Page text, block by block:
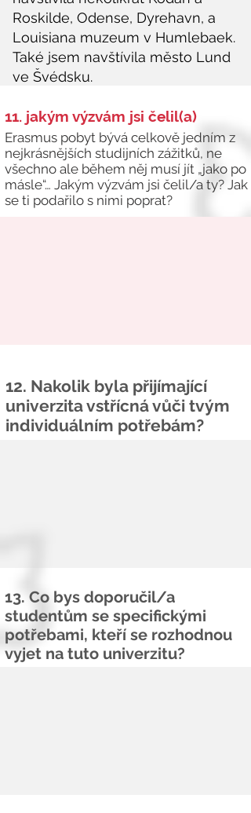
11. jakým výzvám jsi čelil(a)
Erasmus pobyt bývá celkově jedním z
nejkrásnějších studijních zážitků, ne
všechno ale během něj musí jít „jako po
másle“… Jakým výzvám jsi čelil/a ty? Jak
se ti podařilo s nimi poprat?
12. Nakolik byla přijímající
univerzita vstřícná vůči tvým
individuálním potřebám?
13. Co bys doporučil/a
studentům se specifickými
potřebami, kteří se rozhodnou
vyjet na tuto univerzitu?